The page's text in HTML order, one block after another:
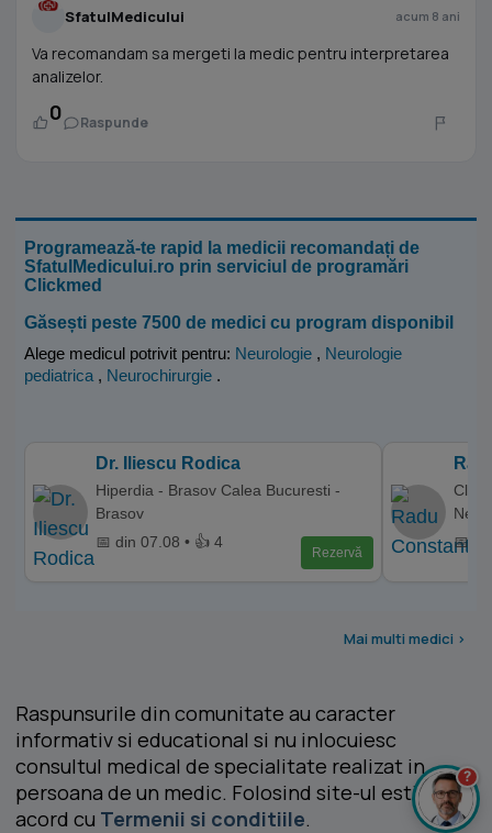
SfatulMedicului acum 8 ani
Va recomandam sa mergeti la medic pentru interpretarea
analizelor.
0 Raspunde
Programează-te rapid la medicii recomandați de
SfatulMedicului.ro prin serviciul de programări
Clickmed
Găsești peste 7500 de medici cu program disponibil
Alege medicul potrivit pentru: Neurologie , Neurologie
pediatrica , Neurochirurgie .
Dr. Iliescu Rodica
Hiperdia - Brasov Calea Bucuresti -
Brasov
📅 din 07.08 • 👍 4
Rezervă
📅
Mai multi medici >
Raspunsurile din comunitate au caracter
informativ si educational si nu inlocuiesc
consultul medical de specialitate realizat in
persoana de un medic. Folosind site-ul esti de
acord cu Termenii si conditiile.
?